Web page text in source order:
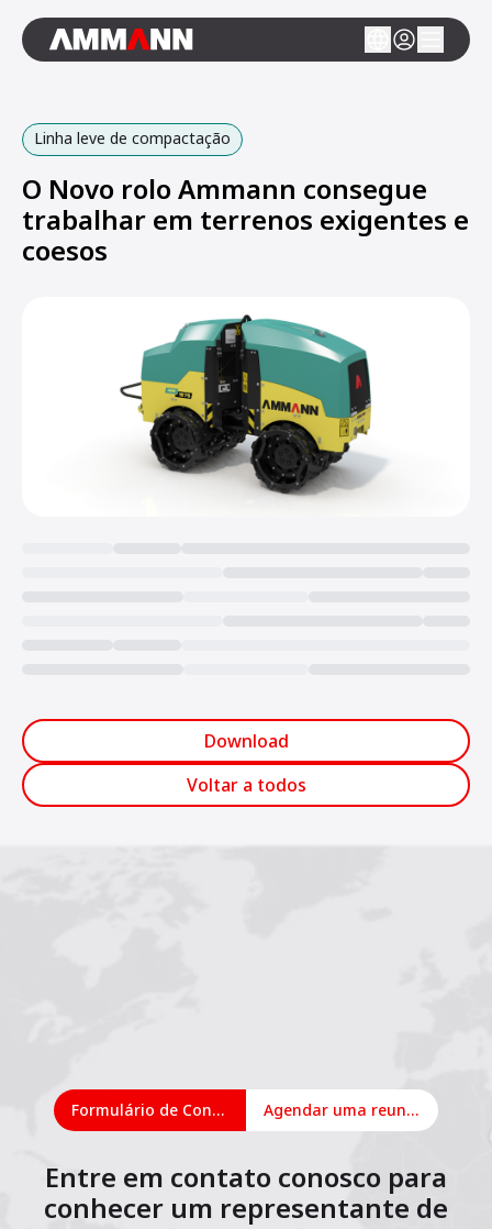
Linha leve de compactação
O Novo rolo Ammann consegue
trabalhar em terrenos exigentes e
coesos
Download
Voltar a todos
Formulário de Contato Agendar uma reunião on-line
Entre em contato conosco para
conhecer um representante de